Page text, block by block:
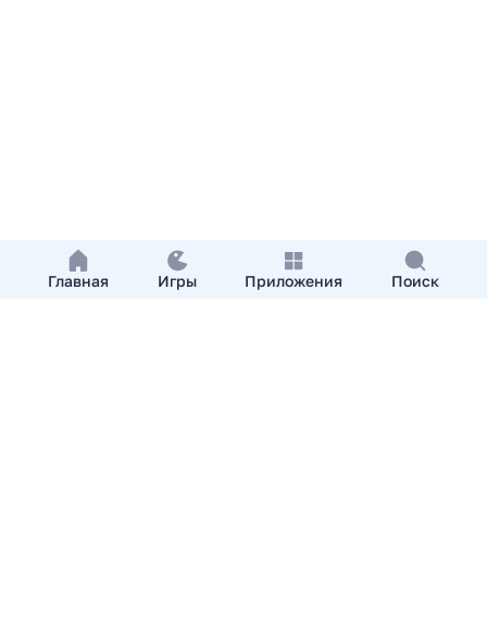
Главная Игры Приложения Поиск